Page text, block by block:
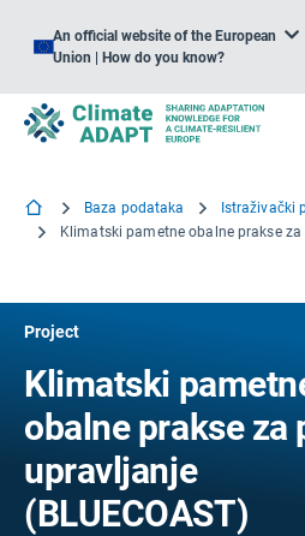
An official website of the European
Union | How do you know?
Baza podataka
Istraživački
Project
Klimatski
obalne prakse za
upravljanje
(BLUECOAST)